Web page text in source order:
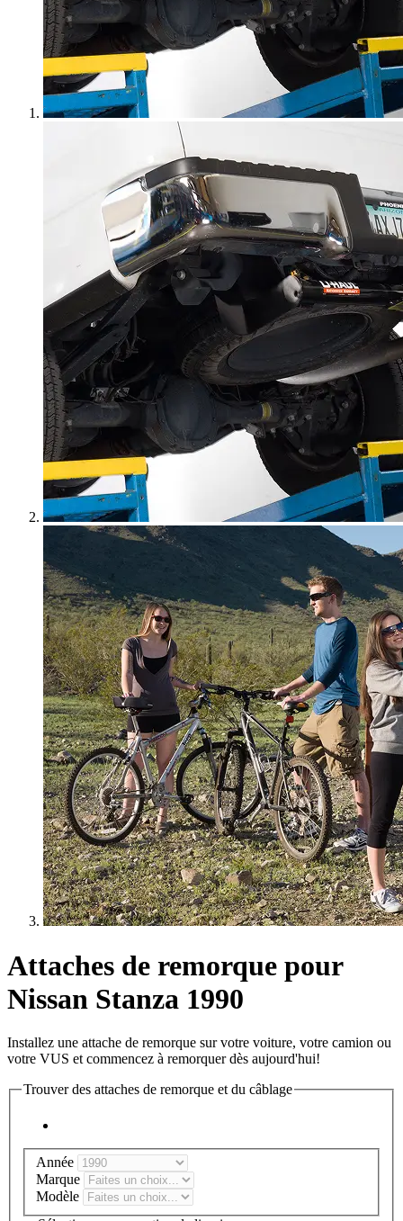
Attaches de remorque pour
Nissan Stanza 1990
Installez une attache de remorque sur votre voiture, votre camion ou
votre VUS et commencez à remorquer dès aujourd'hui!
Trouver des attaches de remorque et du câblage
Année
Marque
Modèle